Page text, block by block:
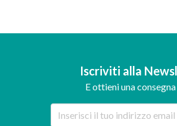
Iscriviti alla
E ottieni una